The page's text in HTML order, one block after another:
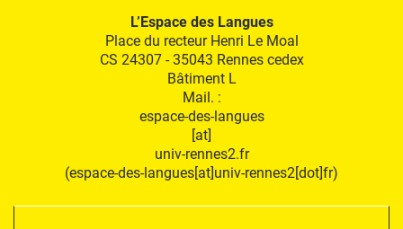
L’Espace des Langues
Place du recteur Henri Le Moal
CS 24307 - 35043 Rennes cedex
Bâtiment L
Mail. :
espace-des-langues
[at]
univ-rennes2.fr
(espace-des-langues[at]univ-rennes2[dot]fr)